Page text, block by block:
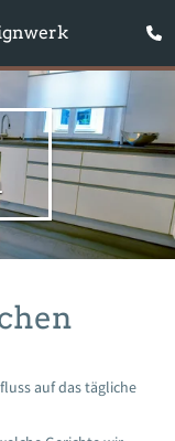
auf das tägliche